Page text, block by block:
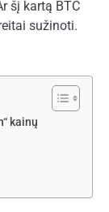
šį kartą BTC
sužinoti.
kainų